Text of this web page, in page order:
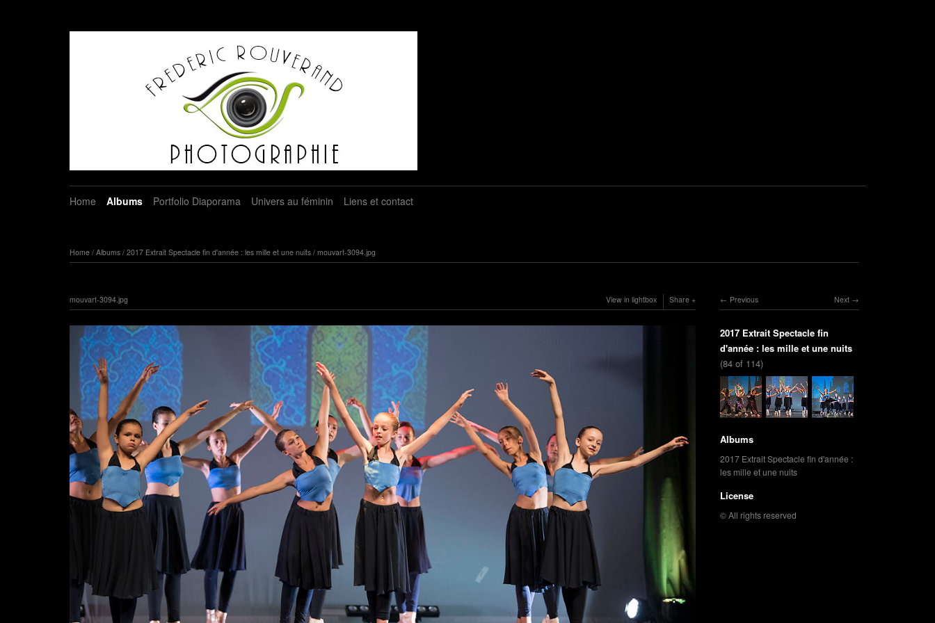
Home Albums Portfolio Diaporama Univers au féminin Liens et contact
Home/ Albums/ 2017 Extrait Spectacle fin d'année : les mille et une nuits/ mouvart-3094.jpg
mouvart-3094.jpg View in lightbox Share Next
Previous
2017 Extrait Spectacle fin
d'année : les mille et une nuits
(84 of 114)
Albums
2017 Extrait Spectacle fin d'année :
les mille et une nuits
License
© All rights reserved